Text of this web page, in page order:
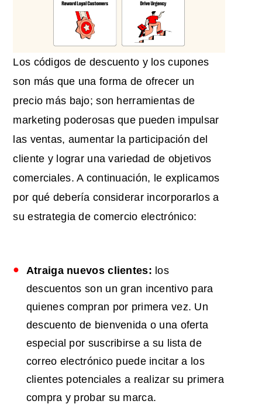
Los códigos de descuento y los cupones
son más que una forma de ofrecer un
precio más bajo; son herramientas de
marketing poderosas que pueden impulsar
las ventas, aumentar la participación del
cliente y lograr una variedad de objetivos
comerciales. A continuación, le explicamos
por qué debería considerar incorporarlos a
su estrategia de comercio electrónico:
Atraiga nuevos clientes: los
descuentos son un gran incentivo para
quienes compran por primera vez. Un
descuento de bienvenida o una oferta
especial por suscribirse a su lista de
correo electrónico puede incitar a los
clientes potenciales a realizar su primera
compra y probar su marca.